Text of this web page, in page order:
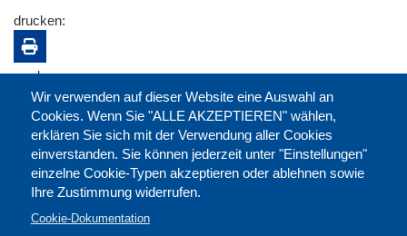
Wir verwenden auf dieser Website eine Auswahl an
Cookies. Wenn Sie "ALLE AKZEPTIEREN" wählen,
erklären Sie sich mit der Verwendung aller Cookies
einverstanden. Sie können jederzeit unter "Einstellungen"
einzelne Cookie-Typen akzeptieren oder ablehnen sowie
Ihre Zustimmung widerrufen.
Cookie-Dokumentation
drucken:
merken: